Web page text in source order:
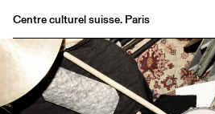
Centre culturel suisse. Paris
Agenda
Librairie
Buvette